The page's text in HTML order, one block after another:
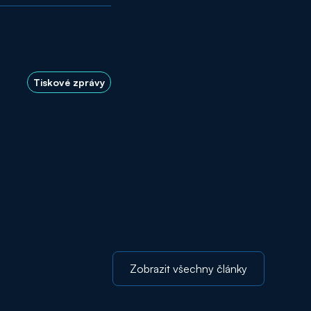
Tiskové zprávy
Zobrazit všechny články